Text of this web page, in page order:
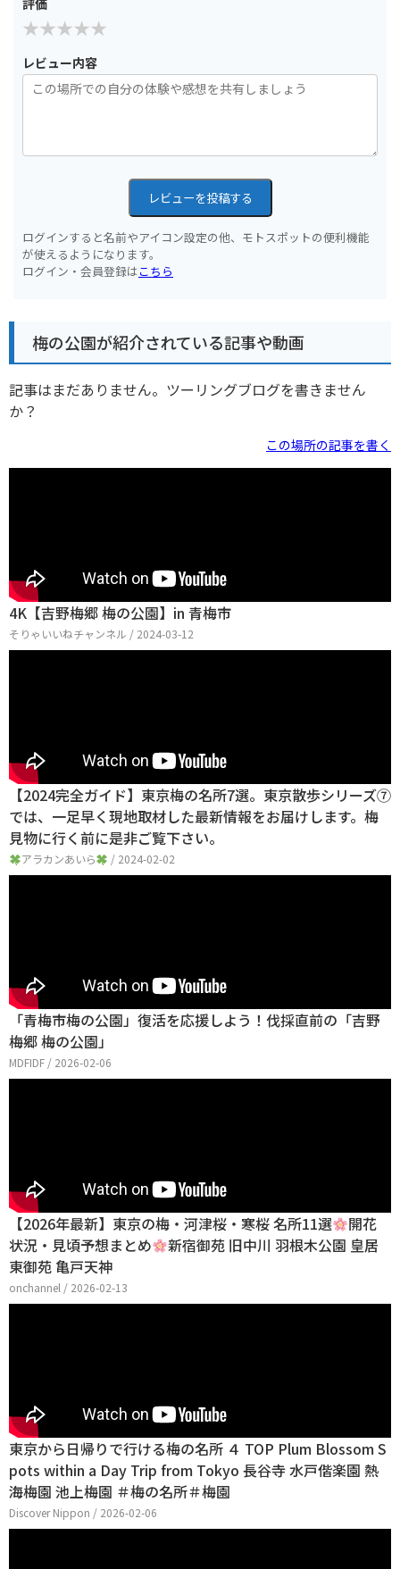
レビュー内容
レビューを投稿する
ログインすると名前やアイコン設定の他、モトスポットの便利機能
が使えるようになります。
ログイン・会員登録はこちら
梅の公園が紹介されている記事や動画
記事はまだありません。ツーリングブログを書きません
か？
この場所の記事を書く
4K【吉野梅郷 梅の公園】in 青梅市
そりゃいいねチャンネル / 2024-03-12
【2024完全ガイド】東京梅の名所7選。東京散歩シリーズ⑦
では、一足早く現地取材した最新情報をお届けします。梅
見物に行く前に是非ご覧下さい。
アラカンあいら / 2024-02-02
「青梅市梅の公園」復活を応援しよう！伐採直前の「吉野
梅郷 梅の公園」
MDFIDF / 2026-02-06
【2026年最新】東京の梅・河津桜・寒桜 名所11選
開花
状況・見頃予想まとめ
新宿御苑 旧中川 羽根木公園 皇居
東御苑 亀戸天神
onchannel / 2026-02-13
東京から日帰りで行ける梅の名所 ４ TOP Plum Blossom S
pots within a Day Trip from Tokyo 長谷寺 水戸偕楽園 熱
海梅園 池上梅園 ＃梅の名所＃梅園
Discover Nippon / 2026-02-06